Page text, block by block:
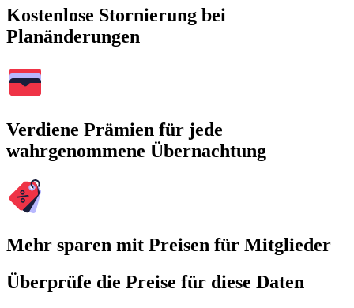
Kostenlose Stornierung bei
Planänderungen
Verdiene Prämien für jede
wahrgenommene Übernachtung
Mehr sparen mit Preisen für Mitglieder
Überprüfe die Preise für diese Daten